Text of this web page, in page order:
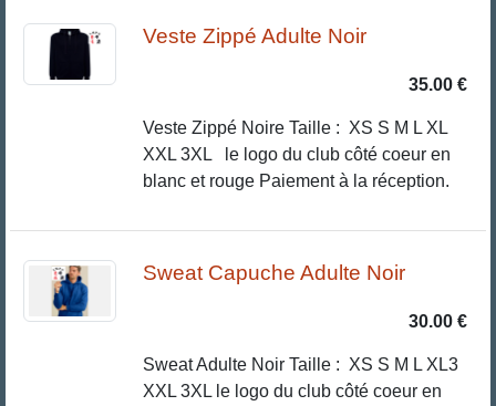
Veste Zippé Adulte Noir
35.00 €
Veste Zippé Noire Taille : XS S M L XL
XXL 3XL le logo du club côté coeur en
blanc et rouge Paiement à la réception.
Sweat Capuche Adulte Noir
30.00 €
Sweat Adulte Noir Taille : XS S M L XL3
XXL 3XL le logo du club côté coeur en